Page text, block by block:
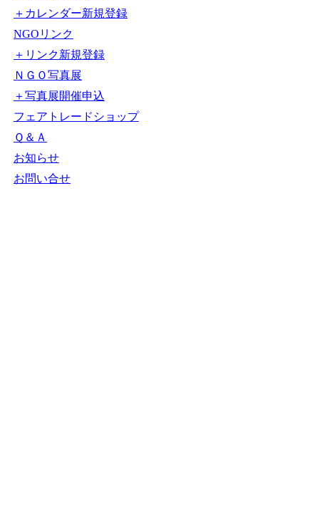
ホーム
NGOお知らせ掲示板
＋掲示板新規投稿
ＮＧＯカレンダー
＋カレンダー新規登録
NGOリンク
＋リンク新規登録
ＮＧＯ写真展
＋写真展開催申込